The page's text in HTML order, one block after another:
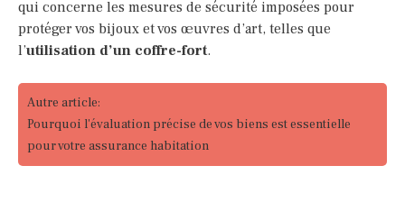
qui concerne les mesures de sécurité imposées pour
protéger vos bijoux et vos œuvres d’art, telles que
l’utilisation d’un coffre-fort.
Autre article:
Pourquoi l'évaluation précise de vos biens est essentielle
pour votre assurance habitation